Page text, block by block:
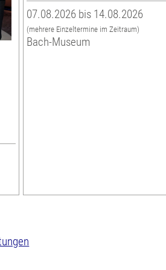
07.08.2026 bis 14.08.2026
(mehrere Einzeltermine im Zeitraum)
Bach-Museum